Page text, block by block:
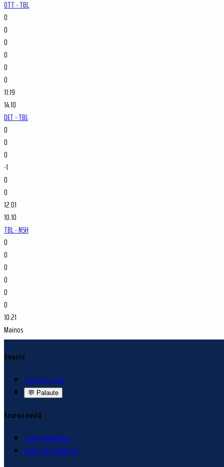
OTT - TBL
0
0
0
0
0
0
11:19
14.10
DET - TBL
0
0
0
-1
0
0
12:01
10.10
TBL - NSH
0
0
0
0
0
0
10:21
Mainos
Sivusto
Tietoja sivuista
💬 Palaute
Seuraa meitä
Twitter @nhlfinns
Instagram @nhlfinns